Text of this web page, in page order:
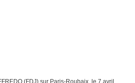
(FDJ) sur Paris-Roubaix, le 7 avril